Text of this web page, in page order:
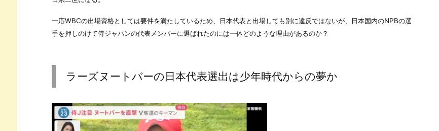
一応WBCの出場資格としては要件を満たしているため、日本代表と出場しても別に違反ではないが、日本国内のNPBの選
手を押しのけて侍ジャパンの代表メンバーに選ばれたのには一体どのような理由があるのか？
ラーズヌートバーの日本代表選出は少年時代からの夢か